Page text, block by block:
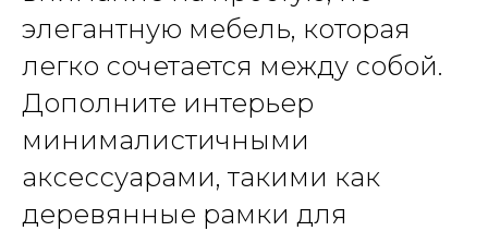
элегантную мебель, которая
легко сочетается между собой.
Дополните интерьер
минималистичными
аксессуарами, такими как
деревянные рамки для